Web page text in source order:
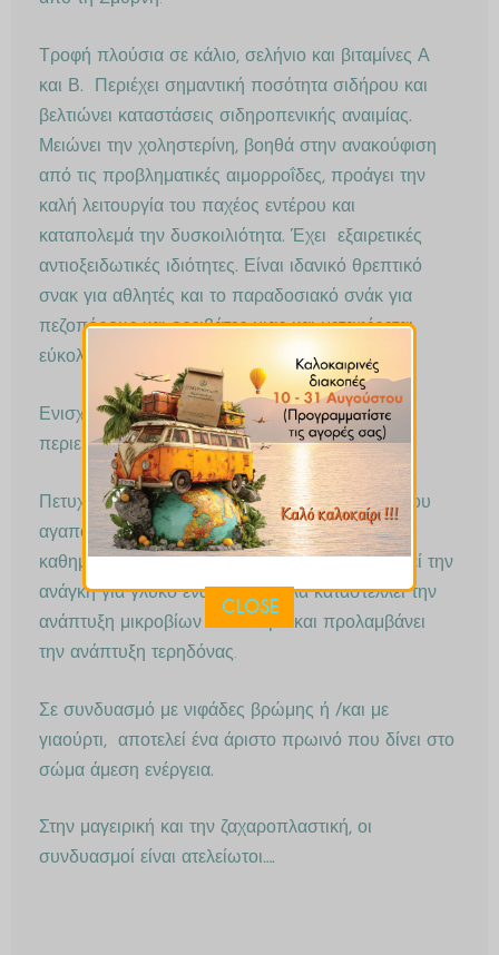
Τροφή πλούσια σε κάλιο, σελήνιο και βιταμίνες Α
και Β.
Περιέχει σημαντική ποσότητα σιδήρου και
βελτιώνει καταστάσεις σιδηροπενικής αναιμίας.
Μειώνει την χοληστερίνη, βοηθά στην ανακούφιση
από τις προβληματικές αιμορροΐδες, προάγει την
καλή λειτουργία του παχέος εντέρου και
καταπολεμά την δυσκοιλιότητα. Έχει
εξαιρετικές
αντιοξειδωτικές ιδιότητες. Είναι ιδανικό θρεπτικό
σνακ για αθλητές και το παραδοσιακό σνάκ για
πεζοπόρους και ορειβάτες μιας και μεταφέρεται
εύκολα προσφέροντας άμεση ενέργεια.
Ενισχύειτην σεξουαλική απόδοση λόγω της
περιεκτικότητας στο αμινοξύ αργινίνη.
Πετυχημένη εναλλακτική τροφή για τα παιδιά που
αγαπούν πολύ τη ζάχαρη. Μια χούφτα σταφίδες
καθημερινά, στο σπίτι ή στο σχολείο, ικανοποιεί την
ανάγκη για γλυκό ενώ παράλληλα καταστέλλει την
ανάπτυξη μικροβίων στο στόμα και προλαμβάνει
την ανάπτυξη τερηδόνας.
Σε συνδυασμό με νιφάδες βρώμης ή /και με
γιαούρτι, αποτελεί ένα άριστο πρωινό που δίνει στο
σώμα άμεση ενέργεια.
Στην μαγειρική και την ζαχαροπλαστική, οι
συνδυασμοί είναι ατελείωτοι….
CLOSE